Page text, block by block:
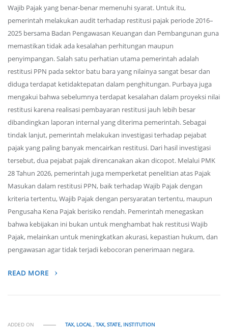
Wajib Pajak yang benar-benar memenuhi syarat. Untuk itu,
pemerintah melakukan audit terhadap restitusi pajak periode 2016–
2025 bersama Badan Pengawasan Keuangan dan Pembangunan guna
memastikan tidak ada kesalahan perhitungan maupun
penyimpangan. Salah satu perhatian utama pemerintah adalah
restitusi PPN pada sektor batu bara yang nilainya sangat besar dan
diduga terdapat ketidaktepatan dalam penghitungan. Purbaya juga
mengakui bahwa sebelumnya terdapat kesalahan dalam proyeksi nilai
restitusi karena realisasi pembayaran restitusi jauh lebih besar
dibandingkan laporan internal yang diterima pemerintah. Sebagai
tindak lanjut, pemerintah melakukan investigasi terhadap pejabat
pajak yang paling banyak mencairkan restitusi. Dari hasil investigasi
tersebut, dua pejabat pajak direncanakan akan dicopot. Melalui PMK
28 Tahun 2026, pemerintah juga memperketat penelitian atas Pajak
Masukan dalam restitusi PPN, baik terhadap Wajib Pajak dengan
kriteria tertentu, Wajib Pajak dengan persyaratan tertentu, maupun
Pengusaha Kena Pajak berisiko rendah. Pemerintah menegaskan
bahwa kebijakan ini bukan untuk menghambat hak restitusi Wajib
Pajak, melainkan untuk meningkatkan akurasi, kepastian hukum, dan
pengawasan agar tidak terjadi kebocoran penerimaan negara.
READ MORE
ADDED ON TAX, LOCAL,TAX, STATE, INSTITUTION